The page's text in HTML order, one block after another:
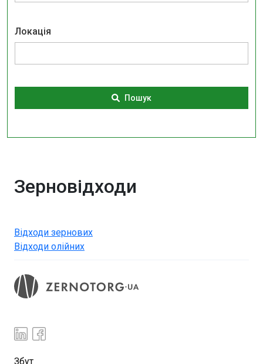
Локація
Пошук
Зерновідходи
Відходи зернових
Відходи олійних
Збут